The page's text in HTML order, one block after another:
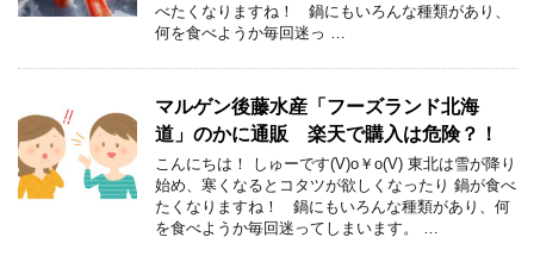
べたくなりますね！ 鍋にもいろんな種類があり、
何を食べようか毎回迷っ …
マルゲン後藤水産「フーズランド北海
道」のかに通販 楽天で購入は危険？！
こんにちは！ しゅーです(V)o￥o(V) 東北は雪が降り
始め、寒くなるとコタツが欲しくなったり 鍋が食べ
たくなりますね！ 鍋にもいろんな種類があり、何
を食べようか毎回迷ってしまいます。 …